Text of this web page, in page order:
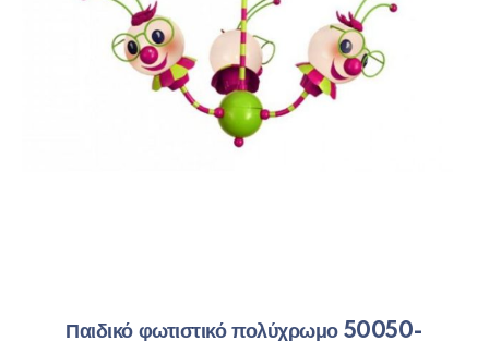
Παιδικό φωτιστικό πολύχρωμο 50050-